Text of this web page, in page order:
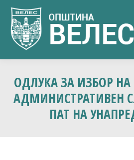
ОДЛУКА ЗА ИЗБОР
АДМИНИСТРАТИВЕН
ПАТ НА